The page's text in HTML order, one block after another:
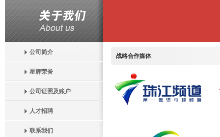
公司简介
星辉荣誉
公司证照及账户
人才招聘
联系我们
战略合作媒体